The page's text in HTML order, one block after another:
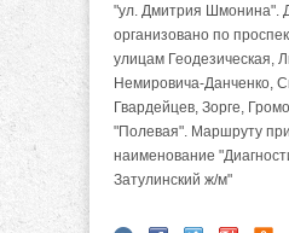
"ул. Дмитрия Шмонина".
организовано по
улицам Геодезическая,
Немировича-Данченко,
Гвардейцев, Зорге,
"Полевая". Маршруту
наименование
Затулинский ж/м"